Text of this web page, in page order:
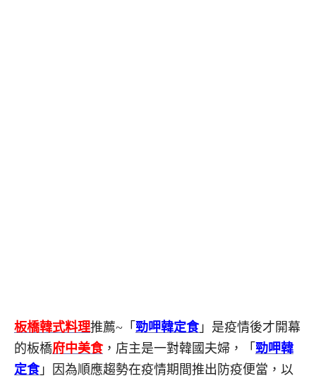
板橋韓式料理推薦~「 勁呷韓定食」是疫情後才開幕
的板橋府中美食，店主是一對韓國夫婦，「 勁呷韓
定食」因為順應趨勢在疫情期間推出防疫便當，以